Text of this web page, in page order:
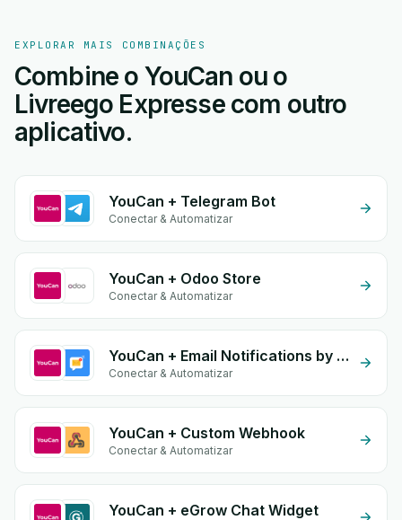
EXPLORAR MAIS COMBINAÇÕES
Combine o YouCan ou o
Livreego Expresse com outro
aplicativo.
YouCan + Telegram Bot
Conectar & Automatizar
YouCan + Odoo Store
Conectar & Automatizar
YouCan + Email Notifications by eGrow
Conectar & Automatizar
YouCan + Custom Webhook
Conectar & Automatizar
YouCan + eGrow Chat Widget